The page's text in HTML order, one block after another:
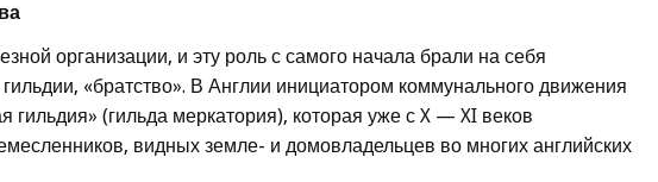
организации, и эту роль с самого начала брали на себя
«братство». В Англии инициатором коммунального движения
гильдия» (гильда меркатория), которая уже с X — XI веков
видных земле- и домовладельцев во многих английских